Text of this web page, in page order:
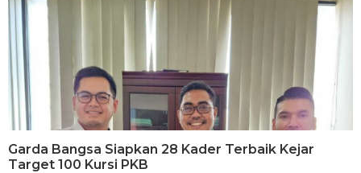
Garda Bangsa Siapkan 28 Kader Terbaik Kejar
Target 100 Kursi PKB